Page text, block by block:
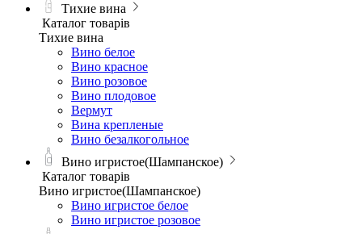
Тихие вина
Каталог товарів
Тихие вина
Вино белое
Вино красное
Вино розовое
Вино плодовое
Вермут
Вина крепленые
Вино безалкогольное
Вино игристое(Шампанское)
Каталог товарів
Вино игристое(Шампанское)
Вино игристое белое
Вино игристое розовое